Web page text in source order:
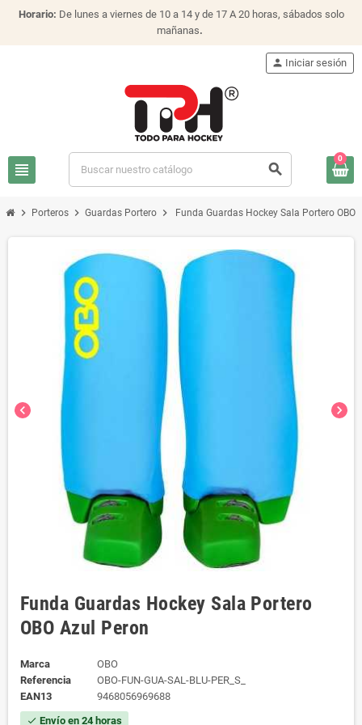
Horario: De lunes a viernes de 10 a 14 y de 17 A 20 horas, sábados solo
mañanas.
view_headline search
person Iniciar sesión
0
chevron_right Porteros chevron_right Guardas Portero chevron_right Funda Guardas Hockey Sala Portero OBO
chevron_left chevron_right
Funda Guardas Hockey Sala Portero
OBO Azul Peron
Marca
OBO
Referencia
OBO-FUN-GUA-SAL-BLU-PER_S_
EAN13
9468056969688
check Envío en 24 horas